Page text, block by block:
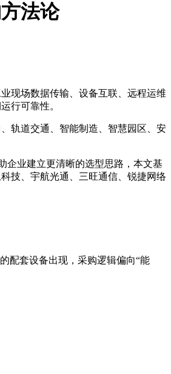
法论
现场数据传输、设备互联、远程运维
行可靠性。
轨道交通、智能制造、智慧园区、安
企业建立更清晰的选型思路，本文基
技、宇航光通、三旺通信、锐捷网络
配套设备出现，采购逻辑偏向“能